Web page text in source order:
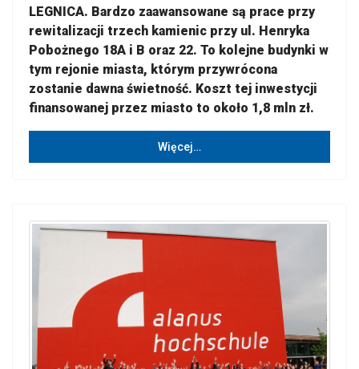
LEGNICA. Bardzo zaawansowane są prace przy
rewitalizacji trzech kamienic przy ul. Henryka
Pobożnego 18A i B oraz 22. To kolejne budynki w
tym rejonie miasta, którym przywrócona
zostanie dawna świetność. Koszt tej inwestycji
finansowanej przez miasto to około 1,8 mln zł.
Więcej…